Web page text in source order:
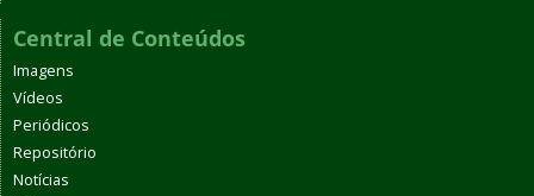
Central de Conteúdos
Imagens
Vídeos
Periódicos
Repositório
Notícias